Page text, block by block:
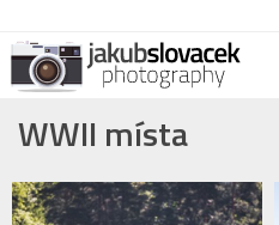
WWII místa